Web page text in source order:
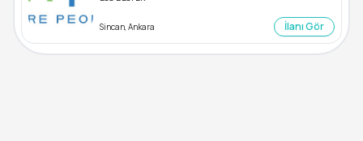
Sincan, Ankara İlanı Gör